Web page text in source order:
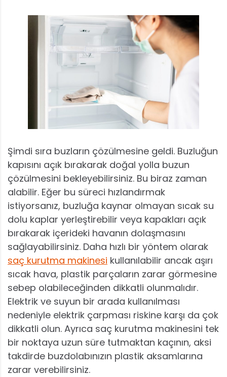
Şimdi sıra buzların çözülmesine geldi. Buzluğun
kapısını açık bırakarak doğal yolla buzun
çözülmesini bekleyebilirsiniz. Bu biraz zaman
alabilir. Eğer bu süreci hızlandırmak
istiyorsanız, buzluğa kaynar olmayan sıcak su
dolu kaplar yerleştirebilir veya kapakları açık
bırakarak içerideki havanın dolaşmasını
sağlayabilirsiniz. Daha hızlı bir yöntem olarak
saç kurutma makinesi kullanılabilir ancak aşırı
sıcak hava, plastik parçaların zarar görmesine
sebep olabileceğinden dikkatli olunmalıdır.
Elektrik ve suyun bir arada kullanılması
nedeniyle elektrik çarpması riskine karşı da çok
dikkatli olun. Ayrıca saç kurutma makinesini tek
bir noktaya uzun süre tutmaktan kaçının, aksi
takdirde buzdolabınızın plastik aksamlarına
zarar verebilirsiniz.